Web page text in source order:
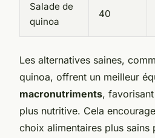
Salade de
quinoa
40
Les alternatives saines,
quinoa, offrent un meilleur
macronutriments,
plus nutritive. Cela
choix alimentaires plus sains